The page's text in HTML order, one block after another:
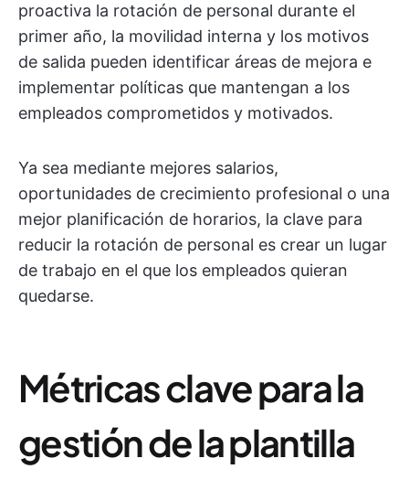
proactiva la rotación de personal durante el
primer año, la movilidad interna y los motivos
de salida pueden identificar áreas de mejora e
implementar políticas que mantengan a los
empleados comprometidos y motivados.
Ya sea mediante mejores salarios,
oportunidades de crecimiento profesional o una
mejor planificación de horarios, la clave para
reducir la rotación de personal es crear un lugar
de trabajo en el que los empleados quieran
quedarse.
Métricas clave para la
gestión de la plantilla